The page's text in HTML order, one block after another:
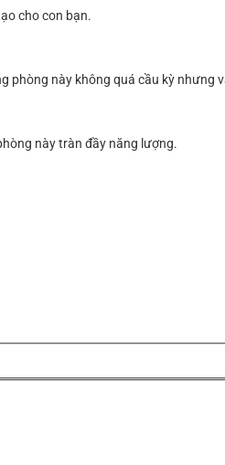
cho con bạn.
phòng này không quá cầu kỳ nhưng
này tràn đầy năng lượng.